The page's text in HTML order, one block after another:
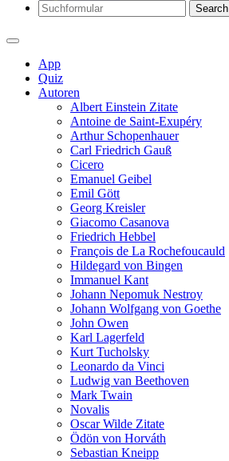
Search
App
Quiz
Autoren
Albert Einstein Zitate
Antoine de Saint-Exupéry
Arthur Schopenhauer
Carl Friedrich Gauß
Cicero
Emanuel Geibel
Emil Gött
Georg Kreisler
Giacomo Casanova
Friedrich Hebbel
François de La Rochefoucauld
Hildegard von Bingen
Immanuel Kant
Johann Nepomuk Nestroy
Johann Wolfgang von Goethe
John Owen
Karl Lagerfeld
Kurt Tucholsky
Leonardo da Vinci
Ludwig van Beethoven
Mark Twain
Novalis
Oscar Wilde Zitate
Ödön von Horváth
Sebastian Kneipp